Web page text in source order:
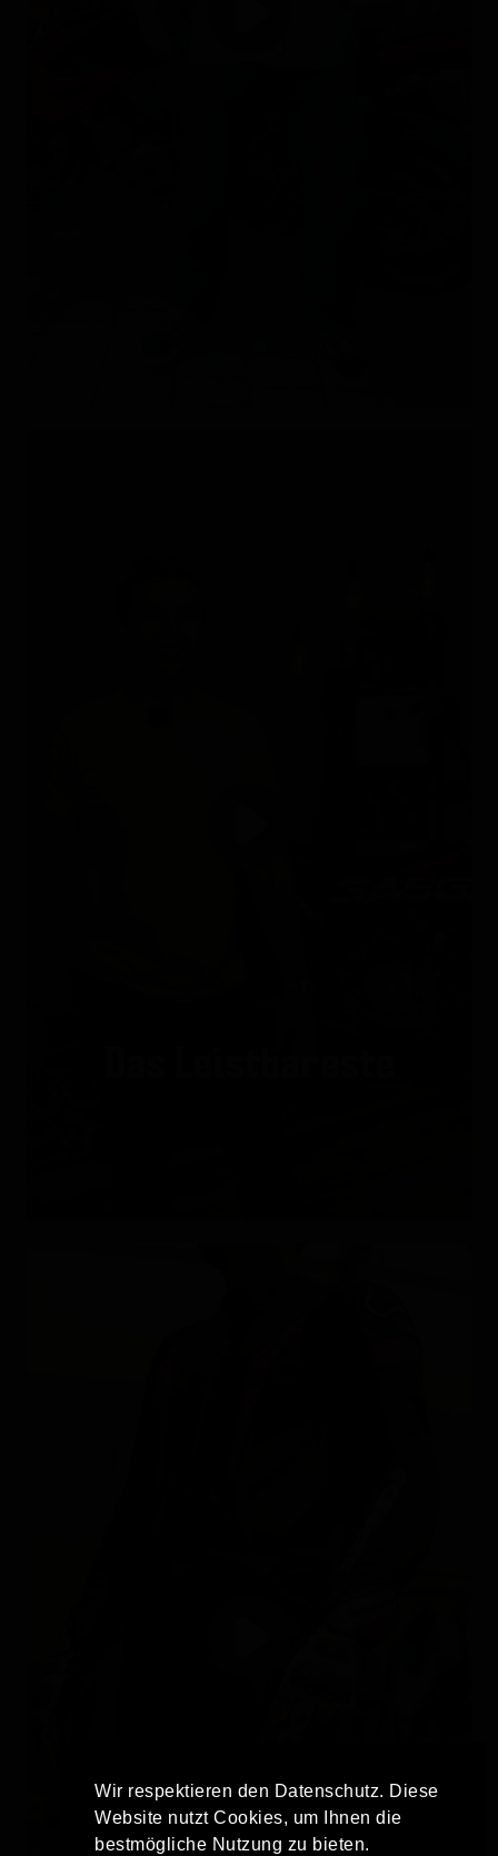
Wir respektieren den Datenschutz. Diese
Website nutzt Cookies, um Ihnen die
bestmögliche Nutzung zu bieten.